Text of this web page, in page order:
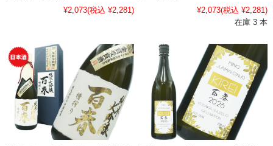
¥2,073(税込 ¥2,281)
¥2,073(税込 ¥2,281)
在庫 3 本